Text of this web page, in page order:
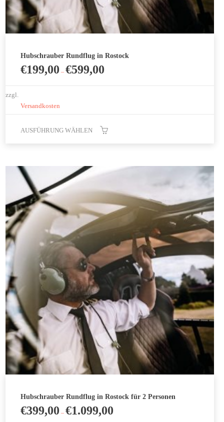
Hubschrauber Rundflug in Rostock
€199,00 –€599,00
zzgl.
Versandkosten
AUSFÜHRUNG WÄHLEN
weist
mehrere
Varianten
auf.
Die
Optionen
können
auf
der
Produktseite
gewählt
werden
Hubschrauber Rundflug in Rostock für 2 Personen
€399,00 –€1.099,00